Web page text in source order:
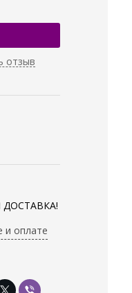
отзыв
ДОСТАВКА!
и оплате